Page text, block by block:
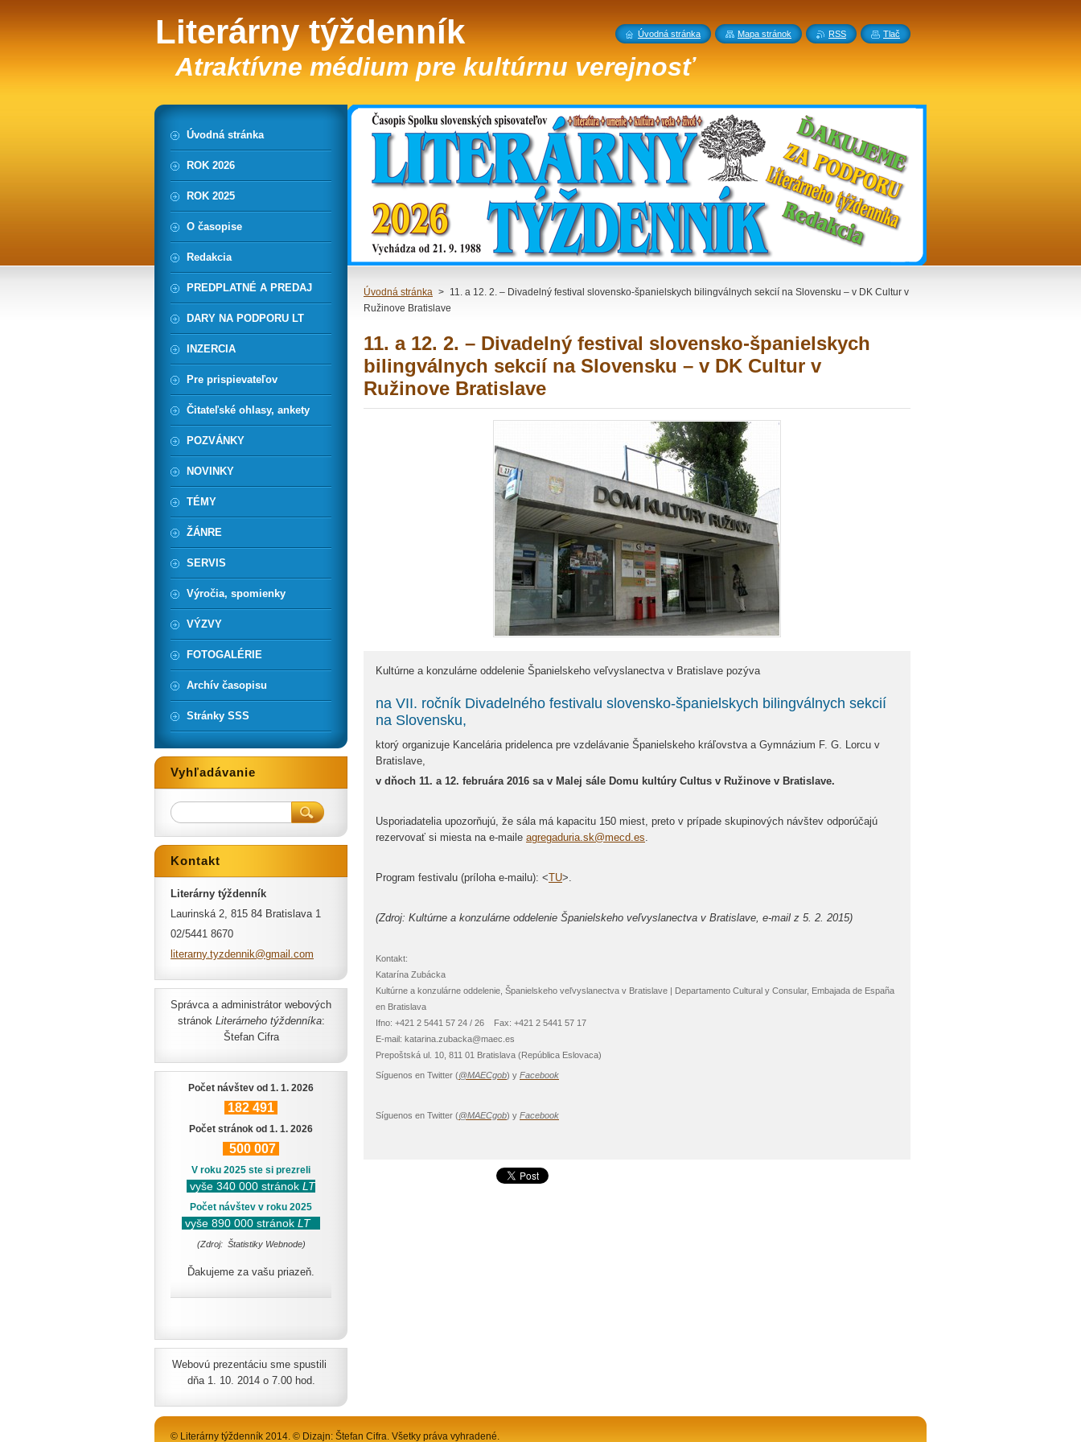
Literárny týždenník
Atraktívne médium pre kultúrnu verejnosť
Úvodná stránka >
11. a 12. 2. – Divadelný festival slovensko-španielskych bilingválnych sekcií na Slovensku – v DK Cultur v
Ružinove Bratislave
11. a 12. 2. – Divadelný festival slovensko-španielskych
bilingválnych sekcií na Slovensku – v DK Cultur v
Ružinove Bratislave
Kultúrne a konzulárne oddelenie Španielskeho veľvyslanectva v Bratislave pozýva
na VII. ročník Divadelného festivalu slovensko-španielskych bilingválnych sekcií
na Slovensku,
ktorý organizuje Kancelária pridelenca pre vzdelávanie Španielskeho kráľovstva a Gymnázium F. G. Lorcu v
Bratislave,
v dňoch 11. a 12. februára 2016 sa v Malej sále Domu kultúry Cultus v Ružinove v Bratislave.
Usporiadatelia upozorňujú, že sála má kapacitu 150 miest, preto v prípade skupinových návštev odporúčajú
rezervovať si miesta na e-maile agregaduria.sk@mecd.es.
Program festivalu (príloha e-mailu): <TU>.
(Zdroj: Kultúrne a konzulárne oddelenie Španielskeho veľvyslanectva v Bratislave, e-mail z 5. 2. 2015)
Kontakt:
Katarína Zubácka
Kultúrne a konzulárne oddelenie, Španielskeho veľvyslanectva v Bratislave | Departamento Cultural y Consular, Embajada de España
en Bratislava
Ifno: +421 2 5441 57 24 / 26 Fax: +421 2 5441 57 17
E-mail: katarina.zubacka@maec.es
Prepoštská ul. 10, 811 01 Bratislava (República Eslovaca)
Síguenos en Twitter (@MAECgob) y Facebook
Síguenos en Twitter (@MAECgob) y Facebook
Úvodná stránka
ROK 2026
ROK 2025
O časopise
Redakcia
PREDPLATNÉ A PREDAJ
DARY NA PODPORU LT
INZERCIA
Pre prispievateľov
Čitateľské ohlasy, ankety
POZVÁNKY
NOVINKY
TÉMY
ŽÁNRE
SERVIS
Výročia, spomienky
VÝZVY
FOTOGALÉRIE
Archív časopisu
Stránky SSS
Vyhľadávanie
Kontakt
Literárny týždenník
Laurinská 2, 815 84 Bratislava 1
02/5441 8670
literarny.tyzdennik@gmai l.com
Správca a administrátor webových
stránok Literárneho týždenníka:
Štefan Cifra
Počet návštev od 1. 1. 2026
182 491
Počet stránok od 1. 1. 2026
500 007
V roku 2025 ste si prezreli
vyše 340 000 stránok LT
Počet návštev v roku 2025
vyše 890 000 stránok LT
(Zdroj: Štatistiky Webnode)
Ďakujeme za vašu priazeň.
Webovú prezentáciu sme spustili
dňa 1. 10. 2014 o 7.00 hod.
© Literárny týždenník 2014. © Dizajn: Štefan Cifra. Všetky práva vyhradené.
Úvodná stránka Mapa stránok RSS Tlač